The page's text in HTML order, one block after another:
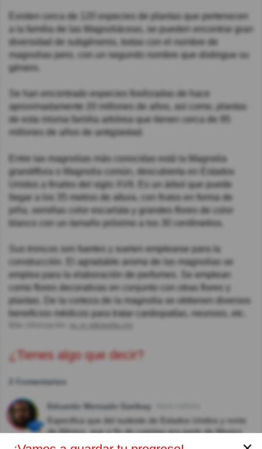
Existen cerca de 120 especies de plantas que pertenecen
a la familia de las Magnoliáceas, se pueden encontrar gran
diversidad de subgéneros, todas con el nombre de
magnolias pero, con un segundo nombre que distingue su
género.
Se han encontrado especies fosilizadas de hace
aproximadamente 20 millones de años, así como, plantas
de esta misma familia arbórea que tienen cerca de 95
millones de años de antigüedad.
Entre las magnolias más conocidas está la Magnolia
grandiflora o Magnolia común, descubierta en Estados
Unidos a finales del siglo XVII. Es un árbol que puede
llegar a los 35 metros de altura, con frutos en forma de
piña, semillas color escarlata y grandes flores de color
blanco con un tamaño próximo a los 30 centímetros.
Sus troncos son fuertes y suelen emplearse para la
construcción. El agradable aroma de las magnolias se
emplea para la elaboración de perfumes. Se emplean
como flores decorativas en conjunto con otras flores y
plantas. De la corteza de la magnolia se obtienen diversos
beneficios médicos para tratar cardiopatías, neurosis, etc.
¿Tienes algo que decir?
2 Comentarios
Eduardo Mercado Garibay
Especifica que del sudeste de Estados Unidos y norte
de México, que a fin de cuentas era parte de Mexico
antes del robo por EE UU